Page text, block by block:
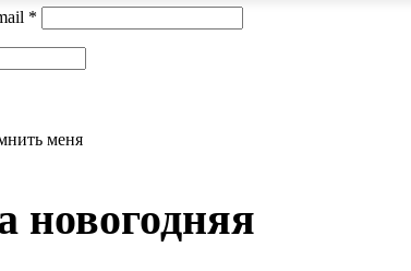
*
меня
новогодняя